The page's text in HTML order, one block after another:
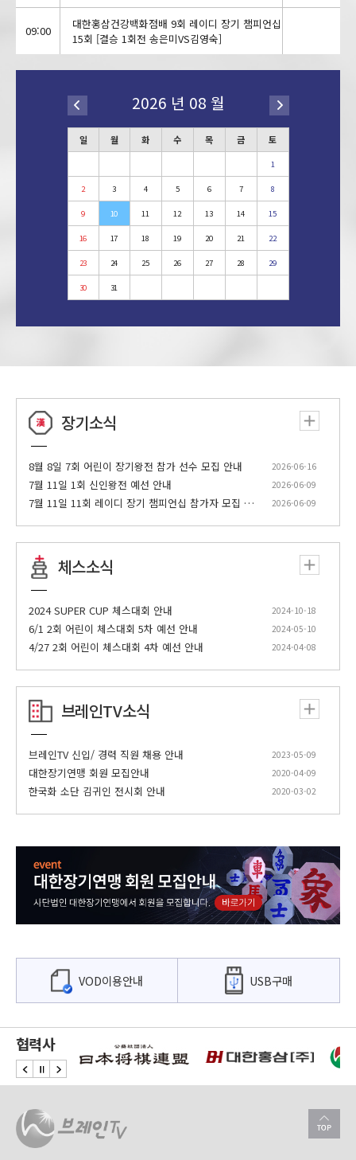
09:00
대한홍삼건강백화점배 9회 레이디 장기 챔피언십
15회 [결승 1회전 송은미VS김영숙]
10:00 PLUS 프로의 변화수 시즌2 31회
헬리던티배 제3회 어린이 장기왕전 1회 [A조 8강
전 김인겸VS한수헌]
묘수투데이 스페셜 1회
브레인TV스페셜 명사초청대국
다우한우배 10회 K-장기 챔피언십 14회 [B조 32
강 6경기 하여명VS도기용]
대한홍삼건강백화점배 5회 왕중왕전 2회 [정규리
그 1-2 김철VS정원직]
위결정전 임대빈VS최성욱]
18:00 PLUS 프로의 변화수 시즌2 31회
19:00
대한홍삼건강백화점배 1회 신인왕전 3회 [A조 8
강 제윤호VS강아빈]
20:00 속성 포진 완전정복 22회
20:30
대한홍삼건강백화점배 7회 오픈장기 대항전 25
회 [3위 결정전 1회전 이강남(구로)VS정국봉(금
천)]
21:00
다우한우배 10회 K-장기 챔피언십 14회 [B조 32
강 6경기 하여명VS도기용]
대한홍삼건강백화점배 5회 왕중왕전 3회 [정규리
그 1-3 박혜연VS최진호]
23:00
23:30
00:30
대한홍삼건강백화점배 제7회 세계인 장기대회 1
5회 [5조 4라운드 2경기 이시바시 준VS남상훈]
03:30 브레인TV특집 명국선 50회
05:00 브레인TV스페셜 프로의 품격 50회
2026 년 08 월
일 월 화 수 목 금 토
1
2 3 4 5 6 7 8
9 10 11 12 13 14 15
16 17 18 19 20 21 22
23 24 25 26 27 28 29
30 31
장기소식
8월 8일 7회 어린이 장기왕전 참가 선수 모집 안내 2026-06-16
7월 11일 1회 신인왕전 예선 안내 2026-06-09
7월 11일 11회 레이디 장기 챔피언십 참가자 모집 안내 2026-06-09
체스소식
2024 SUPER CUP 체스대회 안내 2024-10-18
6/1 2회 어린이 체스대회 5차 예선 안내 2024-05-10
4/27 2회 어린이 체스대회 4차 예선 안내 2024-04-08
브레인TV소식
브레인TV 신입/ 경력 직원 채용 안내 2023-05-09
대한장기연맹 회원 모집안내 2020-04-09
한국화 소단 김귀인 전시회 안내 2020-03-02
VOD이용안내 USB구매
협력사